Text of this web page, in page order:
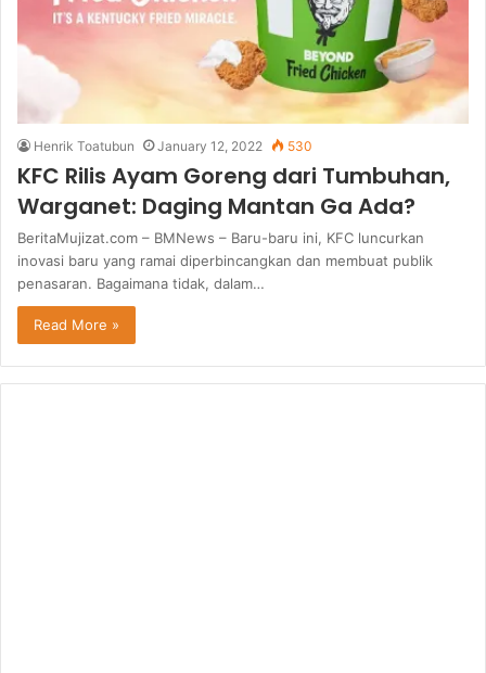
Henrik Toatubun January 12, 2022 530
KFC Rilis Ayam Goreng dari Tumbuhan,
Warganet: Daging Mantan Ga Ada?
BeritaMujizat.com – BMNews – Baru-baru ini, KFC luncurkan
inovasi baru yang ramai diperbincangkan dan membuat publik
penasaran. Bagaimana tidak, dalam…
Read More »